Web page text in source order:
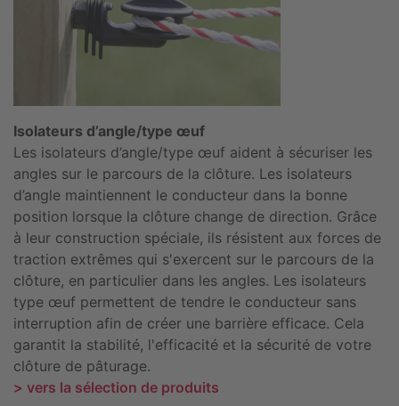
Isolateurs d’angle/type œuf
Les isolateurs d’angle/type œuf aident à sécuriser les
angles sur le parcours de la clôture. Les isolateurs
d’angle maintiennent le conducteur dans la bonne
position lorsque la clôture change de direction. Grâce
à leur construction spéciale, ils résistent aux forces de
traction extrêmes qui s'exercent sur le parcours de la
clôture, en particulier dans les angles. Les isolateurs
type œuf permettent de tendre le conducteur sans
interruption afin de créer une barrière efficace. Cela
garantit la stabilité, l'efficacité et la sécurité de votre
clôture de pâturage.
> vers la sélection de produits